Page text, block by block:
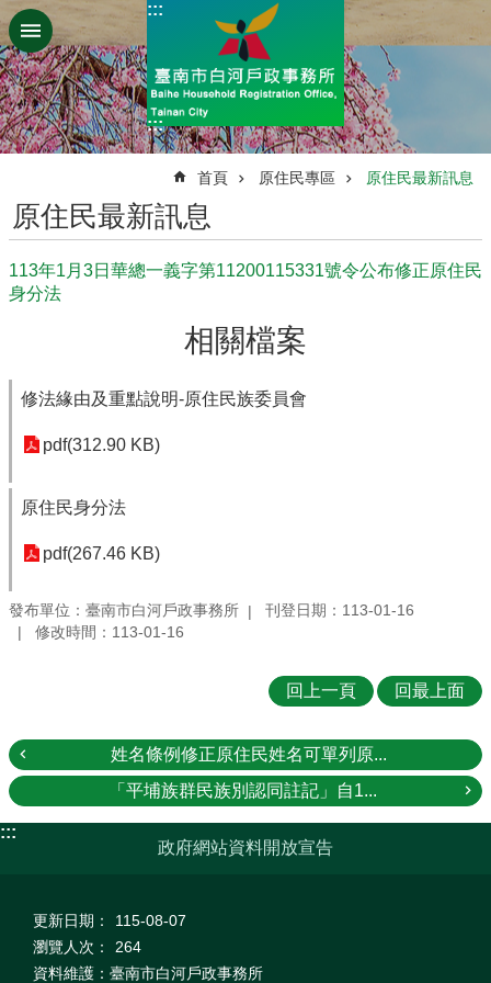
跳到主要內容區塊
:::
:::
首頁 原住民專區 原住民最新訊息
原住民最新訊息
113年1月3日華總一義字第11200115331號令公布修正原住民
身分法
相關檔案
修法緣由及重點說明-原住民族委員會
pdf(312.90 KB)
原住民身分法
pdf(267.46 KB)
發布單位：臺南市白河戶政事務所
刊登日期：113-01-16
修改時間：113-01-16
回上一頁 回最上面
姓名條例修正原住民姓名可單列原...
「平埔族群民族別認同註記」自1...
:::
政府網站資料開放宣告
更新日期：
115-08-07
瀏覽人次：
264
資料維護：臺南市白河戶政事務所